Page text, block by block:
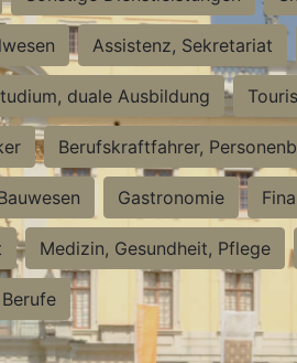
Assistenz, Sekretariat
duale Ausbildung
Berufskraftfahrer,
Gastronomie
Medizin, Gesundheit, Pflege